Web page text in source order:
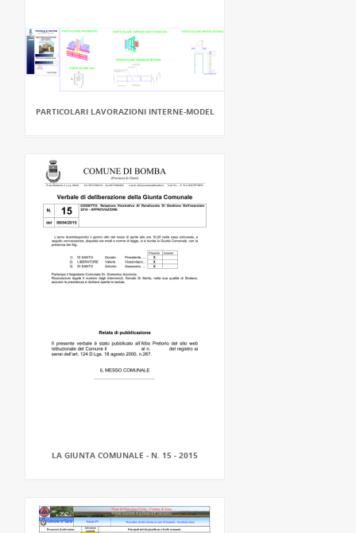
PARTICOLARI LAVORAZIONI INTERNE-MODEL
LA GIUNTA COMUNALE - N. 15 - 2015